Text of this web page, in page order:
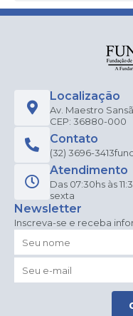
Localização
Av. Maestro
CEP: 36880-000
Contato
(32) 3696-3413
Atendimento
Das 07:30hs às
sexta
Newsletter
Inscreva-se e receba